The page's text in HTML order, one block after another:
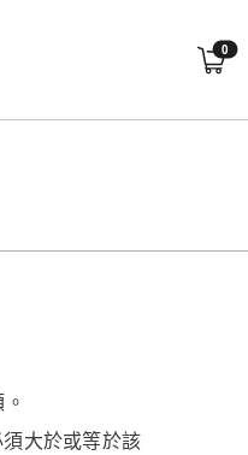
0
大於或等於該